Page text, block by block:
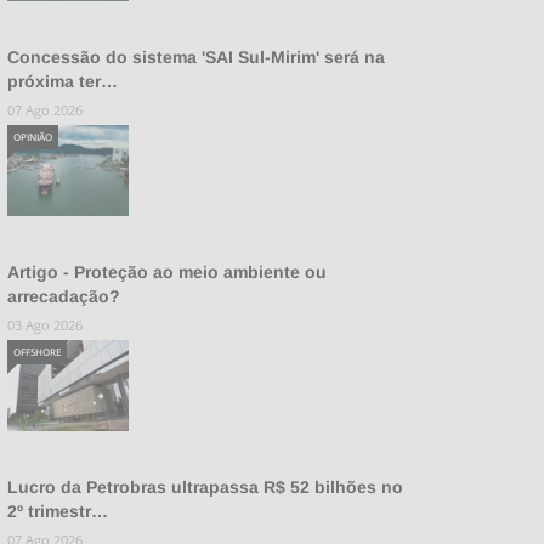
Concessão do sistema 'SAI Sul-Mirim' será na
próxima ter…
07 Ago 2026
Artigo - Proteção ao meio ambiente ou
arrecadação?
OPINIÃO
03 Ago 2026
Lucro da Petrobras ultrapassa R$ 52 bilhões no
2º trimestr…
OFFSHORE
07 Ago 2026